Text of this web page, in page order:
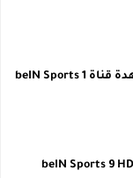
بث مباشر بين سبورت 1 | مشاهدة قناة beIN Sports 1
بين سبورت 9 | بث مباشر قناة beIN Sports 9 HD